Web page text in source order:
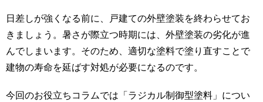
日差しが強くなる前に、戸建ての外壁塗装を終わらせてお
きましょう。暑さが際立つ時期には、外壁塗装の劣化が進
んでしまいます。そのため、適切な塗料で塗り直すことで
建物の寿命を延ばす対処が必要になるのです。
今回のお役立ちコラムでは「ラジカル制御型塗料」につい